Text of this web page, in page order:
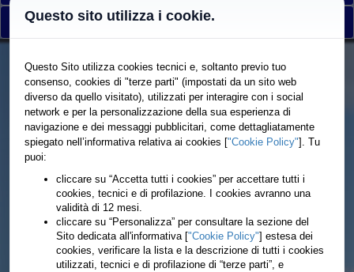
Torna a elenco gare
Questo sito utilizza i cookie.
Questo Sito utilizza cookies tecnici e, soltanto previo tuo
consenso, cookies di "terze parti" (impostati da un sito web
diverso da quello visitato), utilizzati per interagire con i social
network e per la personalizzazione della sua esperienza di
navigazione e dei messaggi pubblicitari, come dettagliatamente
spiegato nell’informativa relativa ai cookies ["Cookie Policy"]. Tu
puoi:
cliccare su “Accetta tutti i cookies” per accettare tutti i
cookies, tecnici e di profilazione. I cookies avranno una
validità di 12 mesi.
cliccare su “Personalizza” per consultare la sezione del
Sito dedicata all'informativa ["Cookie Policy"] estesa dei
cookies, verificare la lista e la descrizione di tutti i cookies
utilizzati, tecnici e di profilazione di “terze parti”, e